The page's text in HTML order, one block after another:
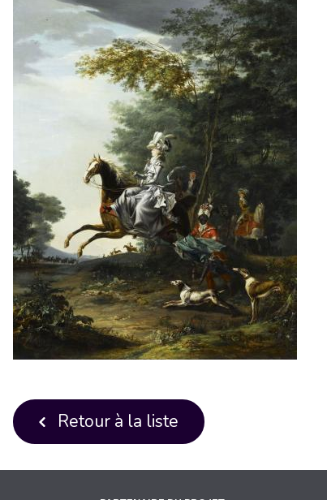
Retour à la liste